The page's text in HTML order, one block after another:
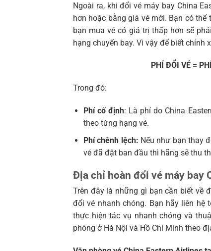
Ngoài ra, khi đổi vé máy bay China
hơn hoặc bằng giá vé mới. Bạn có
bạn mua vé có giá trị thấp hơn sẽ
hạng chuyến bay. Vì vậy để biết chính
PHÍ ĐỔI VÉ =
Trong đó:
Phí cố định: Là phí do China
theo từng hạng vé.
Phí chênh lệch: Nếu như bạn thay
vé đã đặt ban đầu thì hãng sẽ thu
Địa chỉ hoàn đổi vé máy bay
Trên đây là những gì bạn cần biết về
đổi vé nhanh chóng. Bạn hãy liên hệ
thực hiện tác vụ nhanh chóng và
phòng ở Hà Nội và Hồ Chí Minh theo